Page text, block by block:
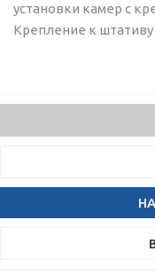
установки камер с
Крепление к штативу